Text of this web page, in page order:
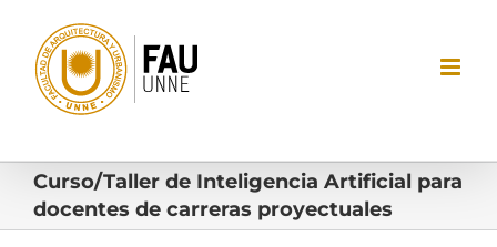
contenido
Curso/Taller de Inteligencia Artificial para
docentes de carreras proyectuales